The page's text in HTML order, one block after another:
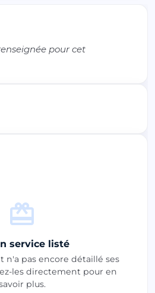
pour cet
service listé
n'a pas encore détaillé ses
les directement pour en
plus.